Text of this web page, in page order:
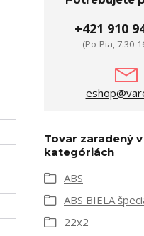
+421 910
(Po-Pia, 7.30-
Tovar zaradený v
kategóriách
ABS
ABS BIELA
22x2